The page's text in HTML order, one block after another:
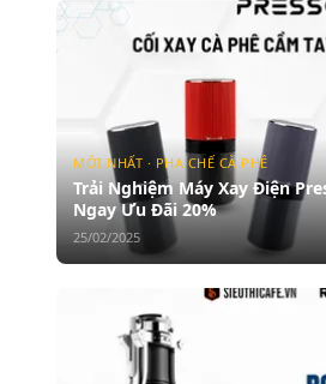
MỚI NHẤT · PHA CHẾ CÀ PHÊ
Trải Nghiệm Máy Xay Điện
Ngay Ưu Đãi 20%
25/02/2025